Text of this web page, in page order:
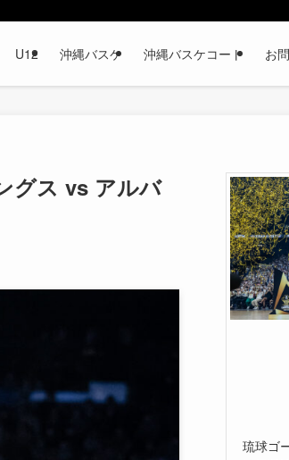
U12 沖縄バスケ 沖縄バスケコート お
グス vs アルバ
琉球ゴ